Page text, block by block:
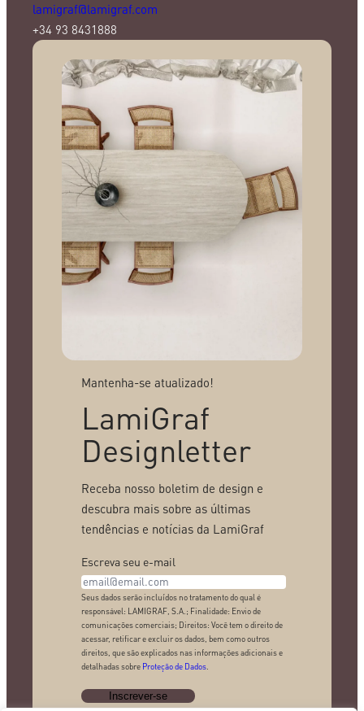
lamigraf@lamigraf.com
+34 93 8431888
Mantenha-se atualizado!
LamiGraf
Designletter
Receba nosso boletim de design e
descubra mais sobre as últimas
tendências e notícias da LamiGraf
Escreva seu e-mail
Seus dados serão incluídos no tratamento do qual é
responsável: LAMIGRAF, S.A.; Finalidade: Envio de
comunicações comerciais; Direitos: Você tem o direito de
acessar, retificar e excluir os dados, bem como outros
direitos, que são explicados nas informações adicionais e
detalhadas sobre Proteção de Dados.